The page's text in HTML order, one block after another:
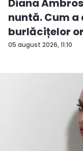
05 august 2026, 11:10
Diana
nuntă. Cum
burlăcițelor